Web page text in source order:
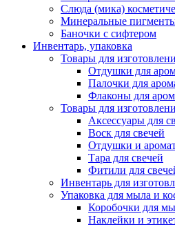
Слюда (мика)
Минеральные
Баночки с сифтером
Инвентарь, упаковка
Товары для
Отдушки для
Палочки для
Флаконы для
Товары для
Аксессуары для
Воск для свечей
Отдушки и
Тара для свечей
Фитили для
Инвентарь для
Упаковка для мыла и
Коробочки для
Наклейки и